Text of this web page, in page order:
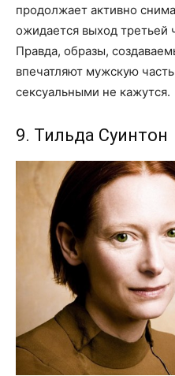
продолжает активно
ожидается выход третьей
Правда, образы,
впечатляют мужскую
сексуальными не кажутся.
9. Тильда Суинтон